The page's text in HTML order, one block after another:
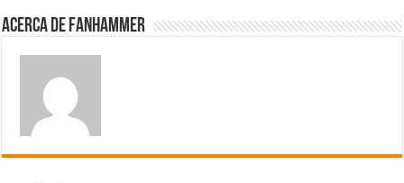
Acerca de fanhammer